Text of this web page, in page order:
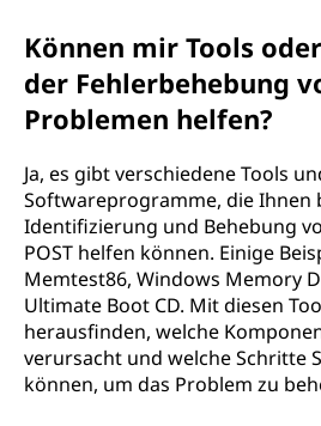
Können mir Tools
der Fehlerbehebung
Problemen helfen?
Ja, es gibt verschiedene Tools
Softwareprogramme, die Ihnen
Identifizierung und Behebung
POST helfen können. Einige
Memtest86, Windows Memory
Ultimate Boot CD. Mit diesen
herausfinden, welche
verursacht und welche Schritte
können, um das Problem zu